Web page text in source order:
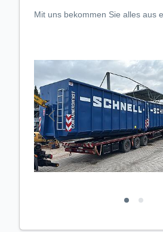
Mit uns bekommen Sie alles aus